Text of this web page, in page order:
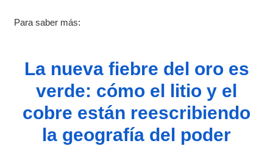
Para saber más:
La nueva fiebre del oro es
verde: cómo el litio y el
cobre están reescribiendo
la geografía del poder